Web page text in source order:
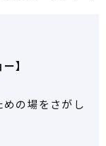
】
の場をさがし